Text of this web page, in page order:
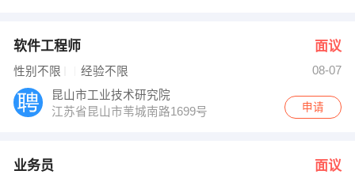
软件工程师 面议
性别不限 经验不限
08-07
昆山市工业技术研究院
江苏省昆山市苇城南路1699号
申请
业务员 面议